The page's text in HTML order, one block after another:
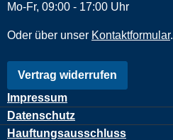
Mo-Fr, 09:00 - 17:00 Uhr
Oder über unser Kontaktformular.
Vertrag widerrufen
Impressum
Datenschutz
Hauftungsausschluss